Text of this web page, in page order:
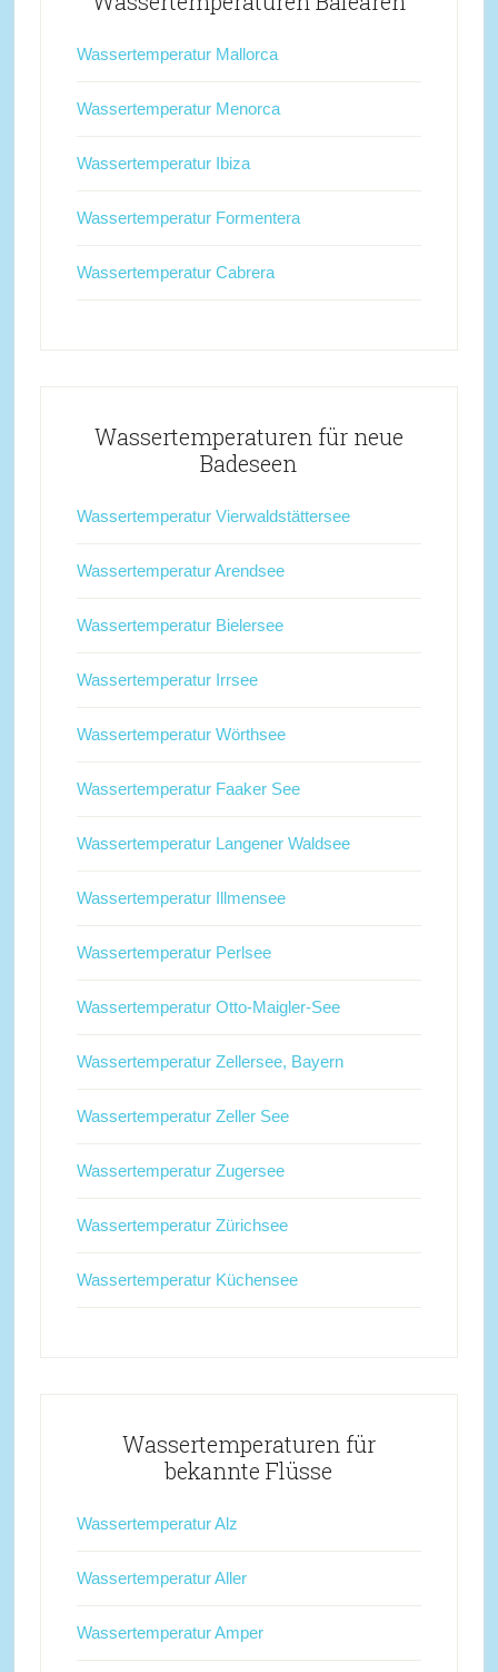
Wassertemperatur Mallorca
Wassertemperatur Menorca
Wassertemperatur Ibiza
Wassertemperatur Formentera
Wassertemperatur Cabrera
Wassertemperaturen für neue
Badeseen
Wassertemperatur Vierwaldstättersee
Wassertemperatur Arendsee
Wassertemperatur Bielersee
Wassertemperatur Irrsee
Wassertemperatur Wörthsee
Wassertemperatur Faaker See
Wassertemperatur Langener Waldsee
Wassertemperatur Illmensee
Wassertemperatur Perlsee
Wassertemperatur Otto-Maigler-See
Wassertemperatur Zellersee, Bayern
Wassertemperatur Zeller See
Wassertemperatur Zugersee
Wassertemperatur Zürichsee
Wassertemperatur Küchensee
Wassertemperaturen für
bekannte Flüsse
Wassertemperatur Alz
Wassertemperatur Aller
Wassertemperatur Amper